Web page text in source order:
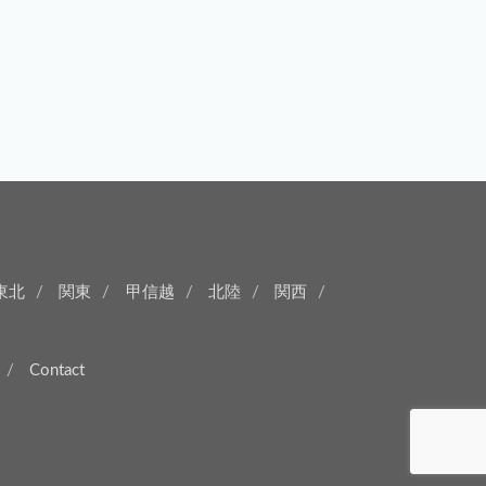
北 関東 甲信越 北陸
関西
Contact